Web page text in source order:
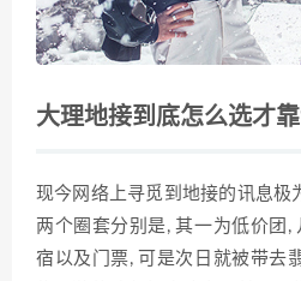
大理地接到底怎么选才
现今网络上寻觅到地接的讯息极
两个圈套分别是, 其一为低价团,
宿以及门票, 可是次日就被带去